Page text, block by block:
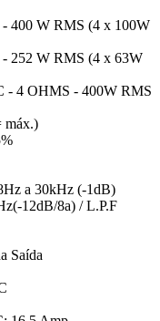
400 W RMS (4 x 100W
252 W RMS (4 x 63W
- 4 OHMS - 400W RMS
máx.)
a 30kHz (-1dB)
12dB/8a) / L.P.F
Saída